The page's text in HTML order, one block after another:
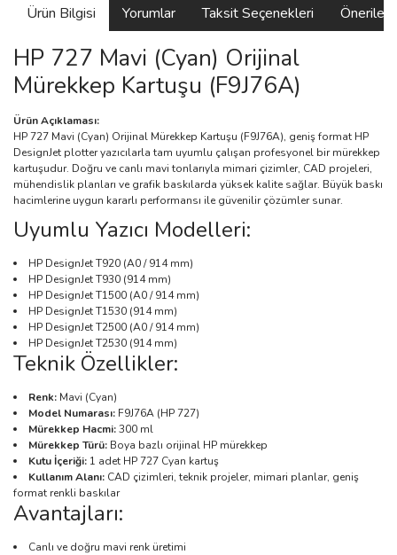
Ürün Bilgisi Yorumlar Taksit Seçenekleri
HP 727 Mavi (Cyan) Orijinal
Mürekkep Kartuşu (F9J76A)
Ürün Açıklaması:
HP 727 Mavi (Cyan) Orijinal Mürekkep Kartuşu (F9J76A), geniş format HP
DesignJet plotter yazıcılarla tam uyumlu çalışan profesyonel bir mürekkep
kartuşudur. Doğru ve canlı mavi tonlarıyla mimari çizimler, CAD projeleri,
mühendislik planları ve grafik baskılarda yüksek kalite sağlar. Büyük baskı
hacimlerine uygun kararlı performansı ile güvenilir çözümler sunar.
Uyumlu Yazıcı Modelleri:
HP DesignJet T920 (A0 / 914 mm)
HP DesignJet T930 (914 mm)
HP DesignJet T1500 (A0 / 914 mm)
HP DesignJet T1530 (914 mm)
HP DesignJet T2500 (A0 / 914 mm)
HP DesignJet T2530 (914 mm)
Teknik Özellikler:
Renk: Mavi (Cyan)
Model Numarası: F9J76A (HP 727)
Mürekkep Hacmi:300 ml
Mürekkep Türü: Boya bazlı orijinal HP mürekkep
Kutu İçeriği: 1 adet HP 727 Cyan kartuş
Kullanım Alanı: CAD çizimleri, teknik projeler, mimari planlar, geniş
format renkli baskılar
Avantajları:
Canlı ve doğru mavi renk üretimi